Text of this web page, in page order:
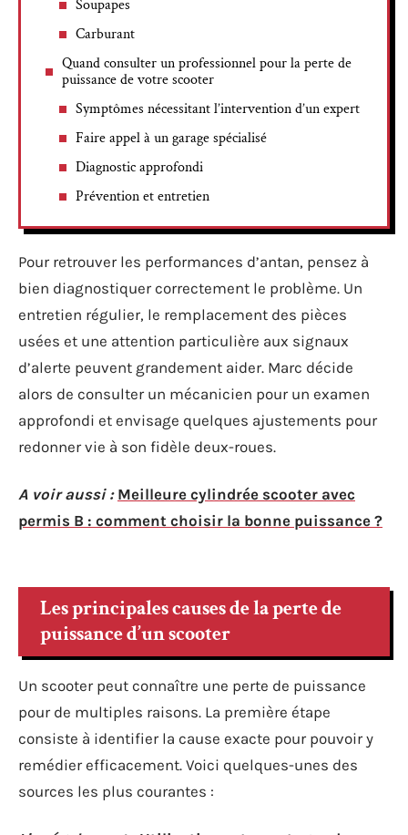
Soupapes
Carburant
Quand consulter un professionnel pour la perte de
puissance de votre scooter
Symptômes nécessitant l’intervention d’un expert
Faire appel à un garage spécialisé
Diagnostic approfondi
Prévention et entretien
Pour retrouver les performances d’antan, pensez à
bien diagnostiquer correctement le problème. Un
entretien régulier, le remplacement des pièces
usées et une attention particulière aux signaux
d’alerte peuvent grandement aider. Marc décide
alors de consulter un mécanicien pour un examen
approfondi et envisage quelques ajustements pour
redonner vie à son fidèle deux-roues.
A voir aussi : Meilleure cylindrée scooter avec
permis B : comment choisir la bonne puissance ?
Les principales causes de la perte de
puissance d’un scooter
Un scooter peut connaître une perte de puissance
pour de multiples raisons. La première étape
consiste à identifier la cause exacte pour pouvoir y
remédier efficacement. Voici quelques-unes des
sources les plus courantes :